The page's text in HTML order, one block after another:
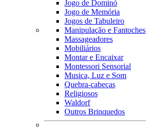
Jogo de Dominó
Jogo de Memória
Jogos de Tabuleiro
Manipulação e Fantoches
Massageadores
Mobiliários
Montar e Encaixar
Montessori Sensorial
Musica, Luz e Som
Quebra-cabeças
Religiosos
Waldorf
Outros Brinquedos